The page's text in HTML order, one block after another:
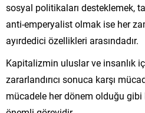
sosyal politikaları desteklemek,
anti-emperyalist olmak ise her
ayırdedici özellikleri arasındadır.
Kapitalizmin uluslar ve insanlık
zararlandırıcı sonuca karşı
mücadele her dönem olduğu